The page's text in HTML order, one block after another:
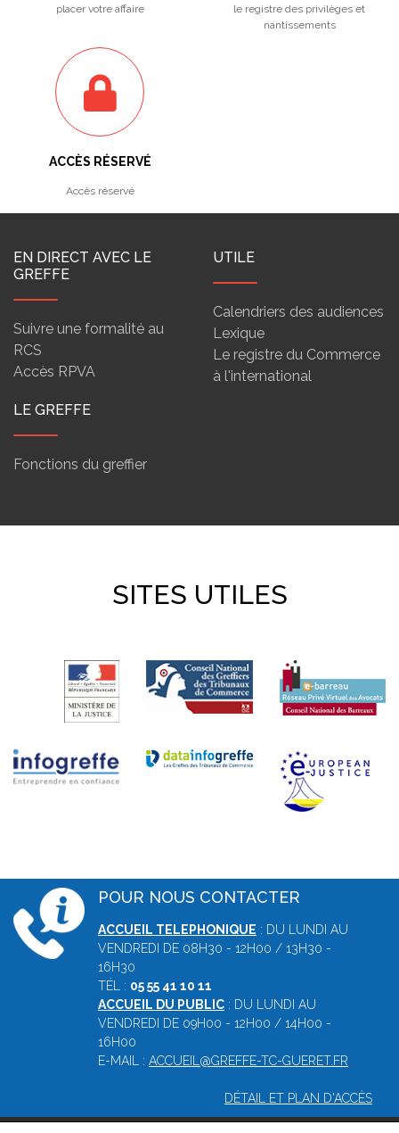
placer votre affaire
le registre des privilèges et
nantissements
ACCÈS RÉSERVÉ
Accès réservé
EN DIRECT AVEC LE
GREFFE
Suivre une formalité au
RCS
Accès RPVA
UTILE
Calendriers des audiences
Lexique
Le registre du Commerce
à l'international
LE GREFFE
Fonctions du greffier
SITES UTILES
POUR NOUS CONTACTER
ACCUEIL TELEPHONIQUE : DU LUNDI AU
VENDREDI DE 08H30 - 12H00 / 13H30 -
16H30
TÉL : 05 55 41 10 11
ACCUEIL DU PUBLIC : DU LUNDI AU
VENDREDI DE 09H00 - 12H00 / 14H00 -
16H00
E-MAIL : ACCUEIL@GREFFE-TC-GUERET.FR
DÉTAIL ET PLAN D'ACCÈS